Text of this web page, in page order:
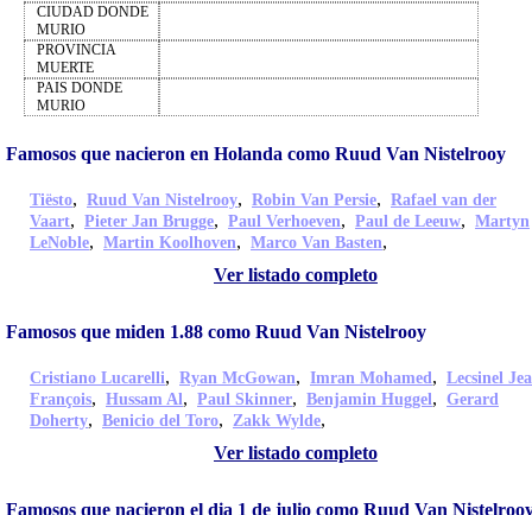
CIUDAD DONDE
MURIO
PROVINCIA
MUERTE
PAIS DONDE
MURIO
Famosos que nacieron en Holanda como Ruud Van Nistelrooy
Tiësto, Ruud Van Nistelrooy, Robin Van Persie, Rafael van der
Vaart, Pieter Jan Brugge, Paul Verhoeven, Paul de Leeuw, Martyn
LeNoble, Martin Koolhoven, Marco Van Basten,
Ver listado completo
Famosos que miden 1.88 como Ruud Van Nistelrooy
Cristiano Lucarelli, Ryan McGowan, Imran Mohamed, Lecsinel
François, Hussam Al, Paul Skinner, Benjamin Huggel, Gerard
Doherty, Benicio del Toro, Zakk Wylde,
Ver listado completo
Famosos que nacieron el dia 1 de julio como Ruud Van